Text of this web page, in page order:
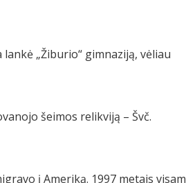
„Žiburio“ gimnaziją, vėliau
šeimos relikviją – Švč.
į Ameriką. 1997 metais visam